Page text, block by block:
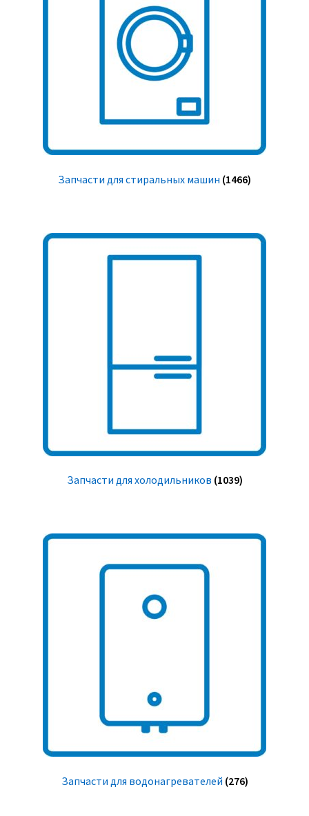
Запчасти для стиральных машин (1466)
Запчасти для холодильников (1039)
Запчасти для водонагревателей (276)